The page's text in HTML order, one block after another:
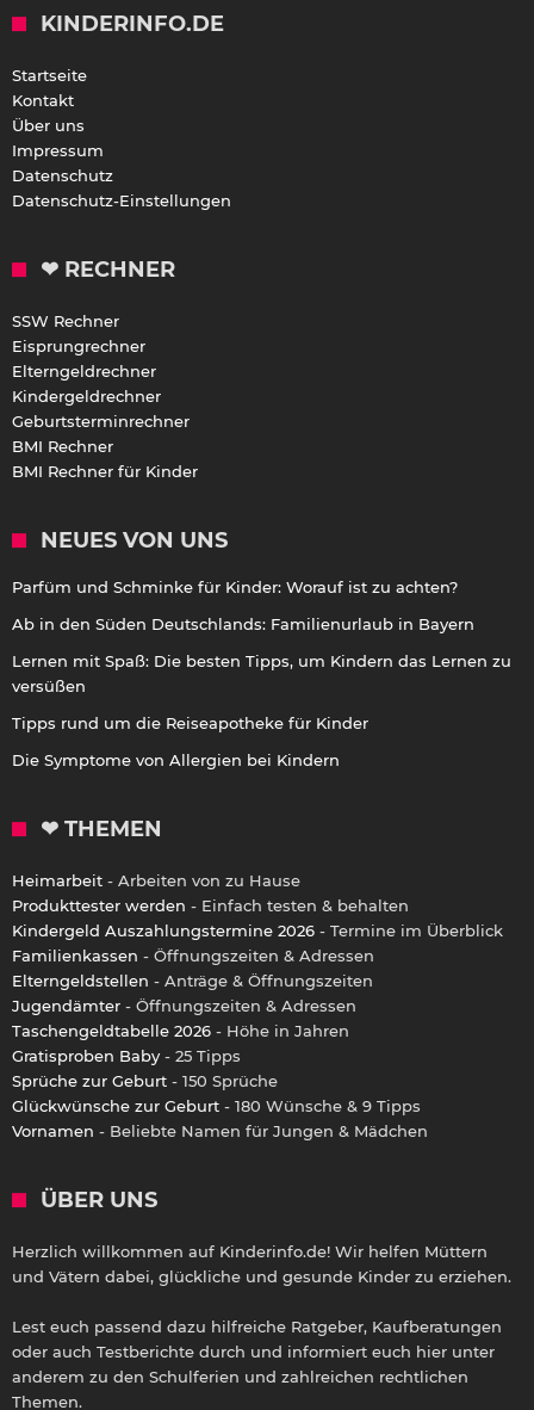
KINDERINFO.DE
Startseite
Kontakt
Über uns
Impressum
Datenschutz
Datenschutz-Einstellungen
❤ RECHNER
SSW Rechner
Eisprungrechner
Elterngeldrechner
Kindergeldrechner
Geburtsterminrechner
BMI Rechner
BMI Rechner für Kinder
NEUES VON UNS
Parfüm und Schminke für Kinder: Worauf ist zu achten?
Ab in den Süden Deutschlands: Familienurlaub in Bayern
Lernen mit Spaß: Die besten Tipps, um Kindern das Lernen zu
versüßen
Tipps rund um die Reiseapotheke für Kinder
Die Symptome von Allergien bei Kindern
❤ THEMEN
Heimarbeit - Arbeiten von zu Hause
Produkttester werden - Einfach testen & behalten
Kindergeld Auszahlungstermine 2026 - Termine im Überblick
Familienkassen - Öffnungszeiten & Adressen
Elterngeldstellen - Anträge & Öffnungszeiten
Jugendämter - Öffnungszeiten & Adressen
Taschengeldtabelle 2026 - Höhe in Jahren
Gratisproben Baby - 25 Tipps
Sprüche zur Geburt - 150 Sprüche
Glückwünsche zur Geburt - 180 Wünsche & 9 Tipps
Vornamen - Beliebte Namen für Jungen & Mädchen
ÜBER UNS
Herzlich willkommen auf Kinderinfo.de! Wir helfen Müttern
und Vätern dabei, glückliche und gesunde Kinder zu erziehen.
Lest euch passend dazu hilfreiche Ratgeber, Kaufberatungen
oder auch Testberichte durch und informiert euch hier unter
anderem zu den Schulferien und zahlreichen rechtlichen
Themen.